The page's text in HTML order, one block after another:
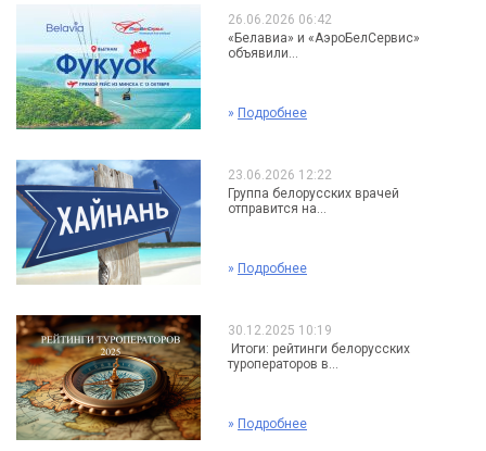
26.06.2026 06:42
«Белавиа» и «АэроБелСервис»
объявили...
» Подробнее
23.06.2026 12:22
Группа белорусских врачей
отправится на...
» Подробнее
30.12.2025 10:19
Итоги: рейтинги белорусских
туроператоров в...
» Подробнее